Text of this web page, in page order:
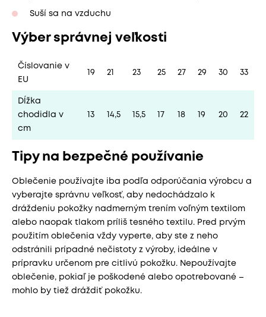
Suší sa na vzduchu
Výber správnej veľkosti
Číslovanie v
EU
19 21 23 25 27 29 30 33
Dĺžka
chodidla v
cm
13 14,5 15,5 17 18 19 20 22
Tipy na bezpečné používanie
Oblečenie používajte iba podľa odporúčania výrobcu a
vyberajte správnu veľkosť, aby nedochádzalo k
dráždeniu pokožky nadmerným trením voľným textilom
alebo naopak tlakom príliš tesného textilu. Pred prvým
použitím oblečenia vždy vyperte, aby ste z neho
odstránili prípadné nečistoty z výroby, ideálne v
prípravku určenom pre citlivú pokožku. Nepoužívajte
oblečenie, pokiaľ je poškodené alebo opotrebované –
mohlo by tiež dráždiť pokožku.